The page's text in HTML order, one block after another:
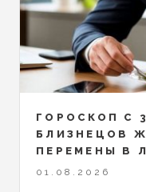
ГОРОСКОП С
БЛИЗНЕЦОВ
ПЕРЕМЕНЫ В
01.08.2026